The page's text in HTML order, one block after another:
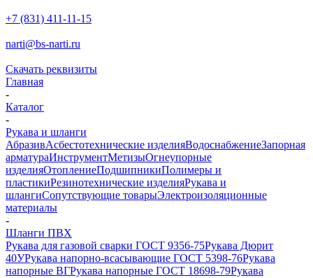
+7 (831) 411-11-15
narti@bs-narti.ru
Скачать реквизиты
Главная
-
Каталог
-
Рукава и шланги
АбразивАсбестотехнические изделияВодоснабжениеЗапорная
арматураИнструментМетизыОгнеупорные
изделияОтоплениеПодшипникиПолимеры и
пластикиРезинотехнические изделияРукава и
шлангиСопутствующие товарыЭлектроизоляционные
материалы
-
Шланги ПВХ
Рукава для газовой сварки ГОСТ 9356-75Рукава Дюрит
40УРукава напорно-всасывающие ГОСТ 5398-76Рукава
напорные ВГРукава напорные ГОСТ 18698-79Рукава